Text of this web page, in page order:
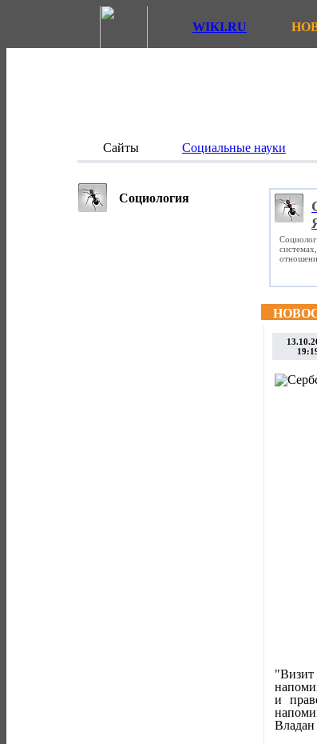
WIKI.RU
Сайты Социальные науки
Социология
"Визит
и